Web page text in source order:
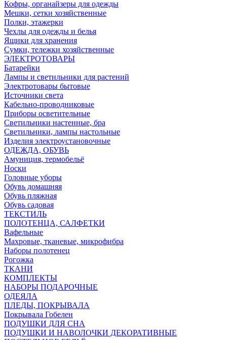
Кофры, органайзеры для одежды
Мешки, сетки хозяйственные
Полки, этажерки
Чехлы для одежды и белья
Ящики для хранения
Сумки, тележки хозяйственные
ЭЛЕКТРОТОВАРЫ
Батарейки
Лампы и светильники для растений
Электротовары бытовые
Источники света
Кабельно-проводниковые
Приборы осветительные
Светильники настенные, бра
Светильники, лампы настольные
Изделия электроустановочные
ОДЕЖДА, ОБУВЬ
Амуниция, термобельё
Носки
Головные уборы
Обувь домашняя
Обувь пляжная
Обувь садовая
ТЕКСТИЛЬ
ПОЛОТЕНЦА, САЛФЕТКИ
Вафельные
Махровые, тканевые, микрофибра
Наборы полотенец
Рогожка
ТКАНИ
КОМПЛЕКТЫ
НАБОРЫ ПОДАРОЧНЫЕ
ОДЕЯЛА
ПЛЕДЫ, ПОКРЫВАЛА
Покрывала Гобелен
ПОДУШКИ ДЛЯ СНА
ПОДУШКИ И НАВОЛОЧКИ ДЕКОРАТИВНЫЕ